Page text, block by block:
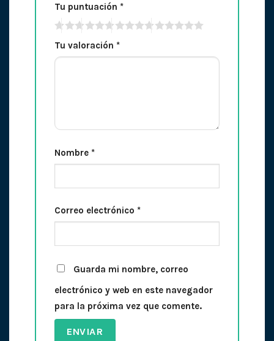
Tu puntuación *
Tu valoración *
Nombre *
Correo electrónico *
Guarda mi nombre, correo
electrónico y web en este navegador
para la próxima vez que comente.